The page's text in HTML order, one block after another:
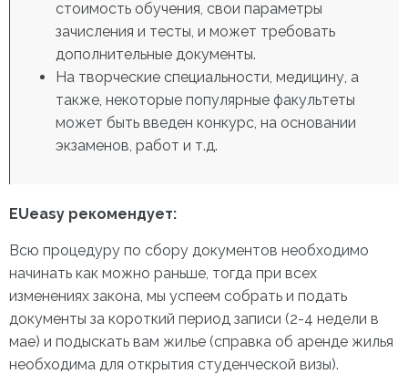
стоимость обучения, свои параметры
зачисления и тесты, и может требовать
дополнительные документы.
На творческие специальности, медицину, а
также, некоторые популярные факультеты
может быть введен конкурс, на основании
экзаменов, работ и т.д.
EUeasy рекомендует:
Всю процедуру по сбору документов необходимо
начинать как можно раньше, тогда при всех
изменениях закона, мы успеем собрать и подать
документы за короткий период записи (2-4 недели в
мае) и подыскать вам жилье (справка об аренде жилья
необходима для открытия студенческой визы).